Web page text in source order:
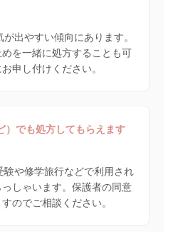
出やすい傾向にあります。
を一緒に処方することも可
申し付けください。
）でも処方してもらえます
験や修学旅行などで利用され
しゃいます。保護者の同意
のでご相談ください。